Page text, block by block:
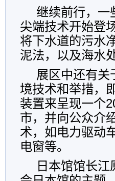
继续前行，一
尖端技术开始登
将下水道的污水
泥法，以及海水
展区中还有关
境技术和举措，
装置来呈现一个
市，并向公众介
术，如电力驱动
电窗等。
日本馆馆长